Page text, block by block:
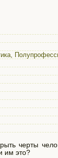
,
черты
им это?